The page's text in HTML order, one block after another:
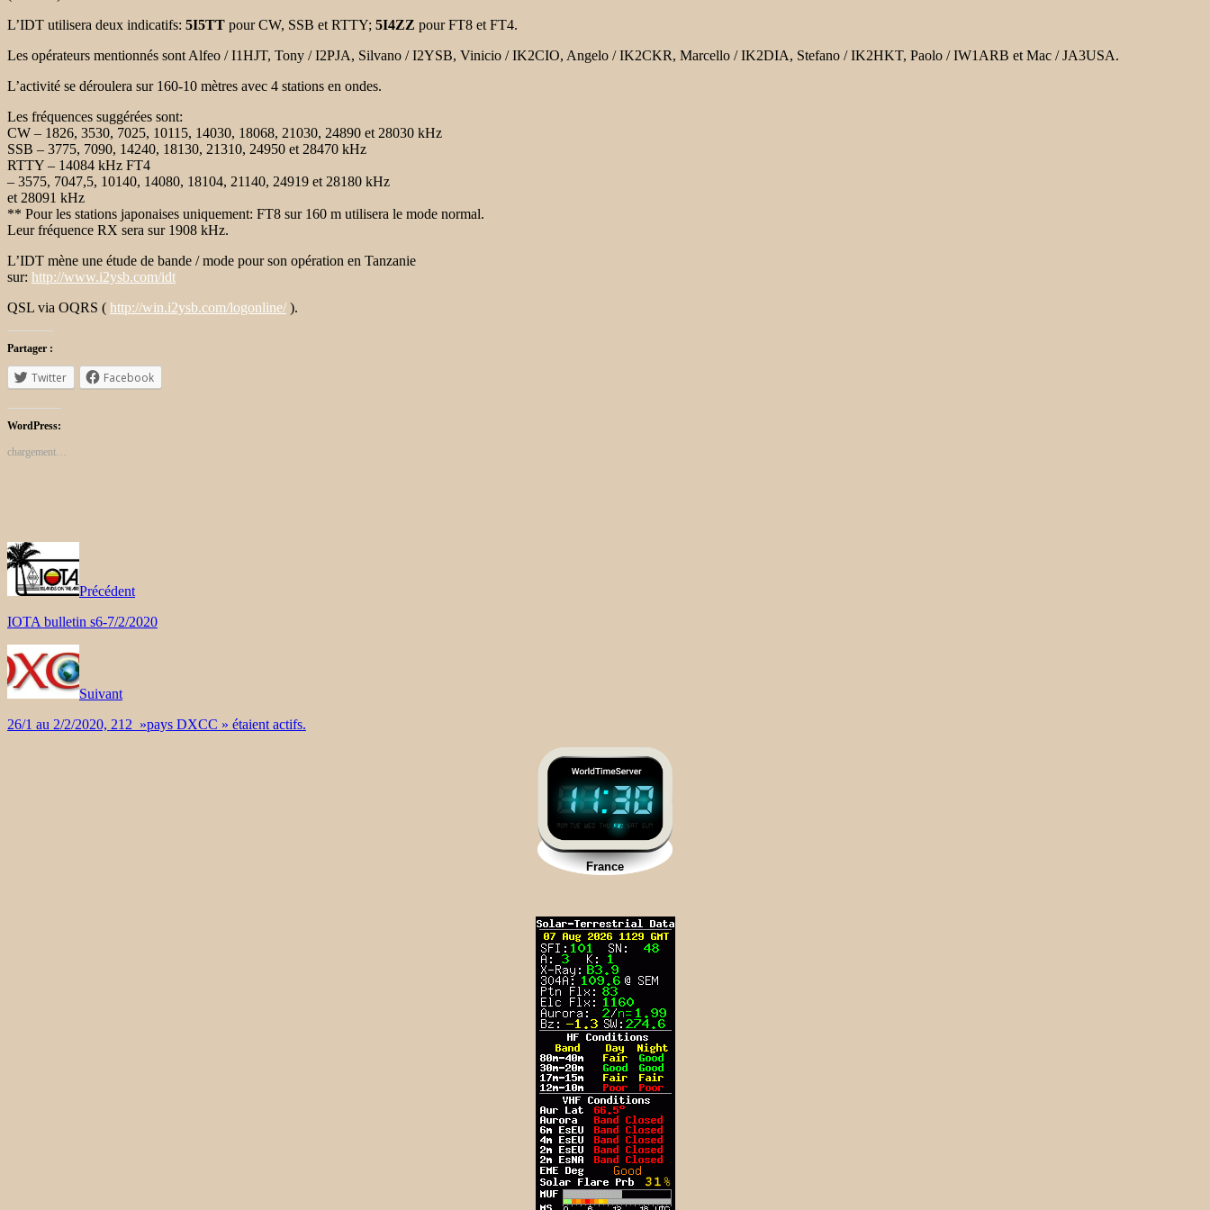
L’IDT utilisera deux indicatifs: 5I5TT pour CW, SSB et RTTY; 5I4ZZ pour FT8 et FT4.
Les opérateurs mentionnés sont Alfeo / I1HJT, Tony / I2PJA, Silvano / I2YSB, Vinicio / IK2CIO, Angelo / IK2CKR, Marcello / IK2DIA, Stefano / IK2HKT, Paolo / IW1ARB et Mac / JA3USA.
L’activité se déroulera sur 160-10 mètres avec 4 stations en ondes.
Les fréquences suggérées sont:
CW – 1826, 3530, 7025, 10115, 14030, 18068, 21030, 24890 et 28030 kHz
SSB – 3775, 7090, 14240, 18130, 21310, 24950 et 28470 kHz
RTTY – 14084 kHz FT4
– 3575, 7047,5, 10140, 14080, 18104, 21140, 24919 et 28180 kHz
et 28091 kHz
** Pour les stations japonaises uniquement: FT8 sur 160 m utilisera le mode normal.
Leur fréquence RX sera sur 1908 kHz.
L’IDT mène une étude de bande / mode pour son opération en Tanzanie
sur: http://www.i2ysb.com/idt
QSL via OQRS ( http://win.i2ysb.com/logonline/ ).
Partager :
Twitter Facebook
WordPress:
chargement…
Précédent
IOTA bulletin s6-7/2/2020
Suivant
26/1 au 2/2/2020, 212 »pays DXCC » étaient actifs.